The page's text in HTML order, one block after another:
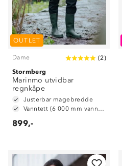
OUTLET
Dame (2)
Stormberg
Marinmo utvidbar
regnkåpe
Justerbar magebredde
Vanntett (6 000 mm vannsøyle)
899,-